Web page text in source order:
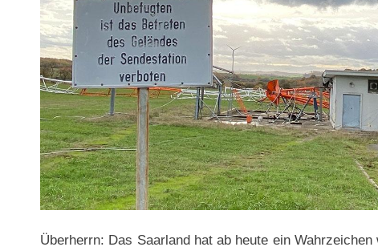
Überherrn: Das Saarland hat ab heute ein